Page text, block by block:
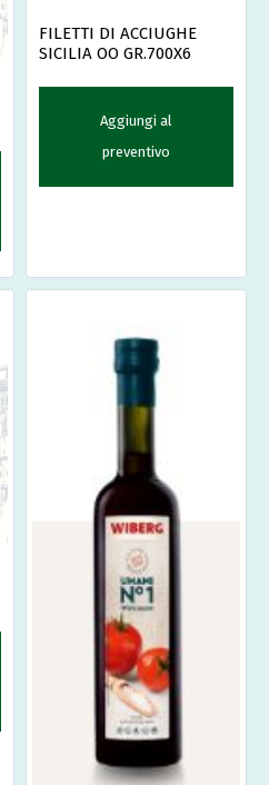
FILETTI DI ACCIUGHE
SICILIA OO GR.700X6
Aggiungi al
preventivo